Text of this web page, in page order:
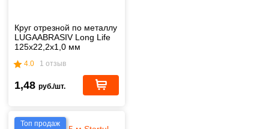
Круг отрезной по металлу
LUGAABRASIV Long Life
125x22,2x1,0 мм
4.0 1 отзыв
1,48 руб./шт.
Топ продаж